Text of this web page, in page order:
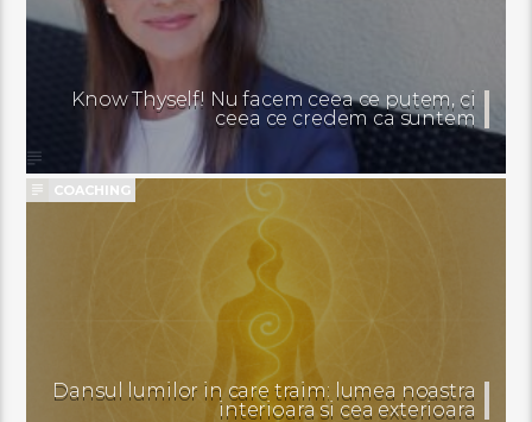
Know Thyself! Nu facem ceea ce putem, ci
ceea ce credem ca suntem
COACHING
Dansul lumilor in care traim: lumea noastra
interioara si cea exterioara